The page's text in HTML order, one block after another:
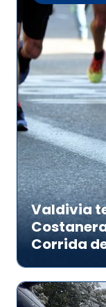
Valdivia
Corrida